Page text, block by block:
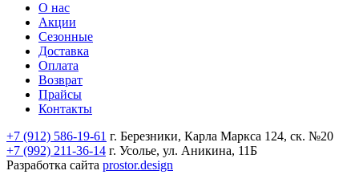
О нас
Акции
Сезонные
Доставка
Оплата
Возврат
Прайсы
Контакты
+7 (912) 586-19-61 г. Березники, Карла Маркса 124, ск. №20
+7 (992) 211-36-14 г. Усолье, ул. Аникина, 11Б
Разработка сайта prostor.design